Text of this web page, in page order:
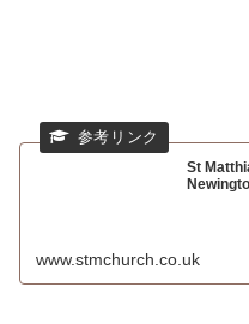
St
www.stmchurch.co.uk